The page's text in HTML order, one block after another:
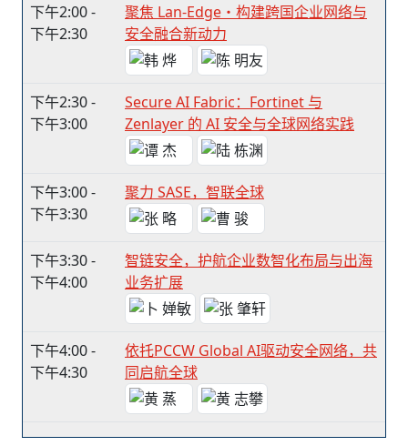
下午2:00 -
下午2:30
聚焦 Lan-Edge・构建跨国企业网络与
安全融合新动力
下午2:30 -
下午3:00
Secure AI Fabric：Fortinet 与
Zenlayer 的 AI 安全与全球网络实践
下午3:00 -
下午3:30
聚力 SASE，智联全球
下午3:30 -
下午4:00
智链安全，护航企业数智化布局与出海
业务扩展
下午4:00 -
下午4:30
依托PCCW Global AI驱动安全网络，共
同启航全球